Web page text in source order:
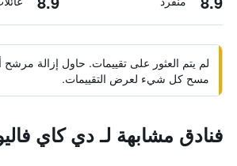
لم يتم العثور على تقييمات. حاول إزالة مرشح
مسح كل شيء لعرض التقييمات.
فنادق مشابهة لـ دي كاي